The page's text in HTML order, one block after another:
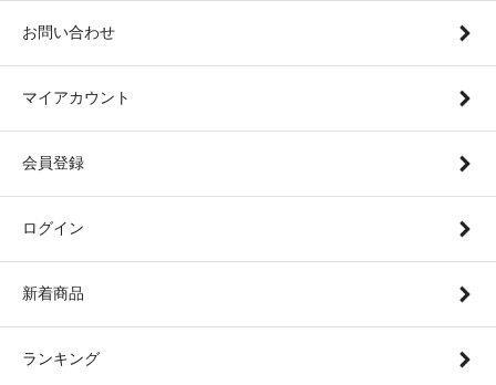
お問い合わせ
マイアカウント
会員登録
ログイン
新着商品
ランキング